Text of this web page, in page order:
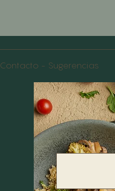
Contacto - Sugerencias